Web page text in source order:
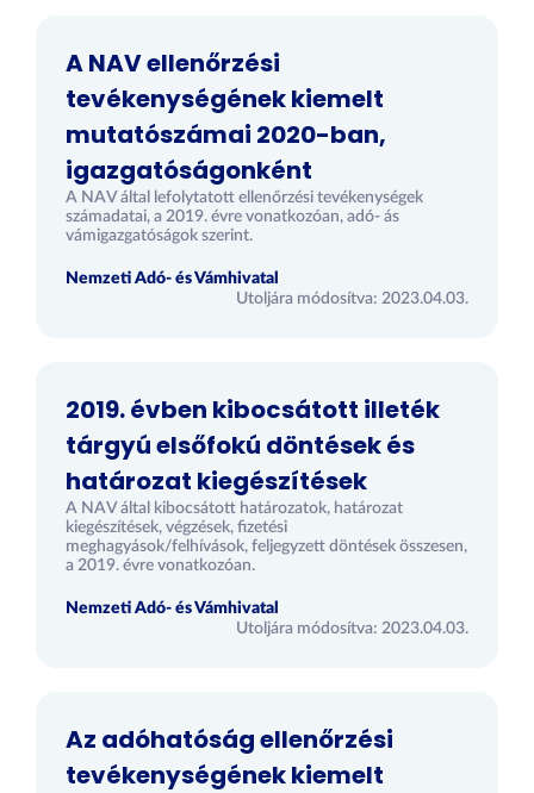
A NAV ellenőrzési
tevékenységének kiemelt
mutatószámai 2020-ban,
igazgatóságonként
A NAV által lefolytatott ellenőrzési tevékenységek
számadatai, a 2019. évre vonatkozóan, adó- ás
vámigazgatóságok szerint.
Nemzeti Adó- és Vámhivatal
Utoljára módosítva: 2023.04.03.
2019. évben kibocsátott illeték
tárgyú elsőfokú döntések és
határozat kiegészítések
A NAV által kibocsátott határozatok, határozat
kiegészítések, végzések, fizetési
meghagyások/felhívások, feljegyzett döntések összesen,
a 2019. évre vonatkozóan.
Nemzeti Adó- és Vámhivatal
Utoljára módosítva: 2023.04.03.
Az adóhatóság ellenőrzési
tevékenységének kiemelt